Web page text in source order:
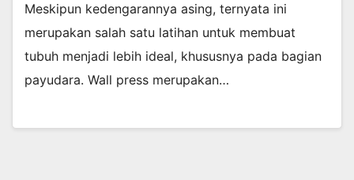
Meskipun kedengarannya asing, ternyata ini
merupakan salah satu latihan untuk membuat
tubuh menjadi lebih ideal, khususnya pada bagian
payudara. Wall press merupakan…